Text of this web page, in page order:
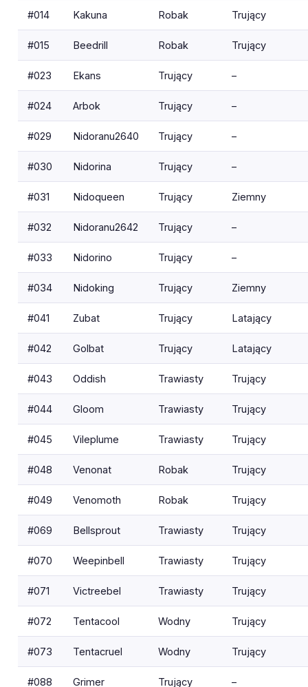
#014 Kakuna Robak Trujący
#015 Beedrill Robak Trujący
#023 Ekans Trujący –
#024 Arbok Trujący –
#029 Nidoranu2640 Trujący –
#030 Nidorina Trujący –
#031 Nidoqueen Trujący Ziemny
#032 Nidoranu2642 Trujący –
#033 Nidorino Trujący –
#034 Nidoking Trujący Ziemny
#041 Zubat Trujący Latający
#042 Golbat Trujący Latający
#043 Oddish Trawiasty Trujący
#044 Gloom Trawiasty Trujący
#045 Vileplume Trawiasty Trujący
#048 Venonat Robak Trujący
#049 Venomoth Robak Trujący
#069 Bellsprout Trawiasty Trujący
#070 Weepinbell Trawiasty Trujący
#071 Victreebel Trawiasty Trujący
#072 Tentacool Wodny Trujący
#073 Tentacruel Wodny Trujący
#088 Grimer Trujący –